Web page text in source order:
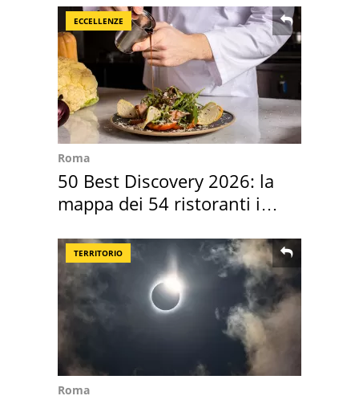
ECCELLENZE
Roma
50 Best Discovery 2026: la
mappa dei 54 ristoranti in
TERRITORIO
Roma